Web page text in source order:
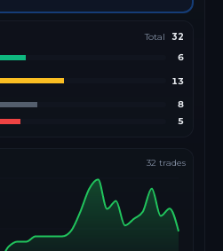
Total 32
6
13
8
5
32 trades